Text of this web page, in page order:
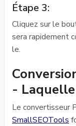
Étape 3:
Cliquez sur le
sera rapidement
le.
-
Le convertisseur
SmallSEOTools